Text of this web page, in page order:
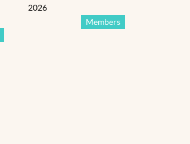
Members
2026